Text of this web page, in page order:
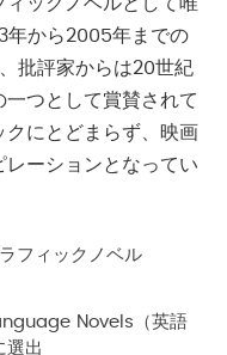
年から2005年までの
批評家からは20世紀
つとして賞賛されて
にとどまらず、映画
ーションとなってい
フィックノベル
Novels（英語
選出